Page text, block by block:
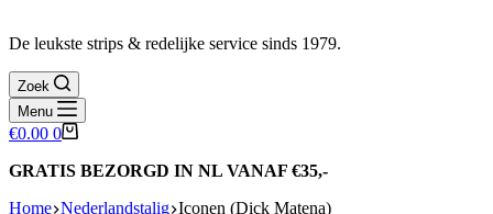
De leukste strips & redelijke service sinds 1979.
Zoek
Menu
Winkelwagen
€0.00 0
GRATIS BEZORGD IN NL VANAF €35,-
Home Nederlandstalig Iconen (Dick Matena)